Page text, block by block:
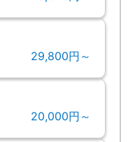
29,800円～
20,000円～